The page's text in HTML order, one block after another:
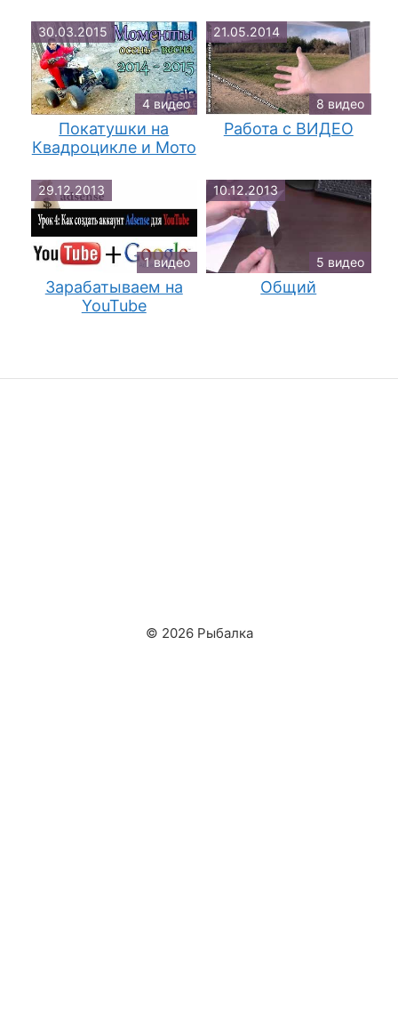
30.03.2015
4 видео
Покатушки на
Квадроцикле и Мото
21.05.2014
8 видео
Работа с ВИДЕО
29.12.2013
1 видео
Зарабатываем на
YouTube
10.12.2013
5 видео
Общий
© 2026 Рыбалка